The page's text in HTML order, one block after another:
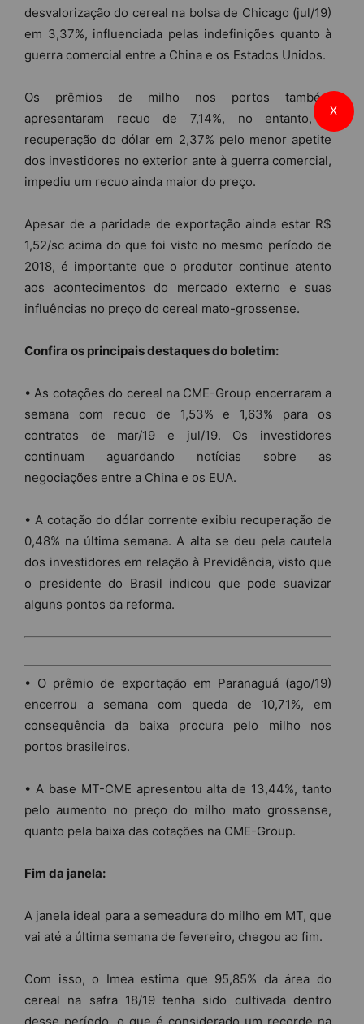
desvalorização do cereal na bolsa de Chicago (jul/19)
em 3,37%, influenciada pelas indefinições quanto à
guerra comercial entre a China e os Estados Unidos.
Os prêmios de milho nos portos também
apresentaram recuo de 7,14%, no entanto, a
recuperação do dólar em 2,37% pelo menor apetite
dos investidores no exterior ante à guerra comercial,
impediu um recuo ainda maior do preço.
Apesar de a paridade de exportação ainda estar R$
1,52/sc acima do que foi visto no mesmo período de
2018, é importante que o produtor continue atento
aos acontecimentos do mercado externo e suas
influências no preço do cereal mato-grossense.
Confira os principais destaques do boletim:
• As cotações do cereal na CME-Group encerraram a
semana com recuo de 1,53% e 1,63% para os
contratos de mar/19 e jul/19. Os investidores
continuam aguardando notícias sobre as
negociações entre a China e os EUA.
• A cotação do dólar corrente exibiu recuperação de
0,48% na última semana. A alta se deu pela cautela
dos investidores em relação à Previdência, visto que
o presidente do Brasil indicou que pode suavizar
alguns pontos da reforma.
• O prêmio de exportação em Paranaguá (ago/19)
encerrou a semana com queda de 10,71%, em
consequência da baixa procura pelo milho nos
portos brasileiros.
• A base MT-CME apresentou alta de 13,44%, tanto
pelo aumento no preço do milho mato grossense,
quanto pela baixa das cotações na CME-Group.
Fim da janela:
A janela ideal para a semeadura do milho em MT, que
vai até a última semana de fevereiro, chegou ao fim.
Com isso, o Imea estima que 95,85% da área do
cereal na safra 18/19 tenha sido cultivada dentro
desse período, o que é considerado um recorde na
X